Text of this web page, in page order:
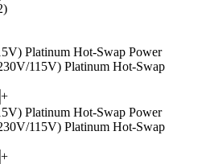
Platinum Hot-Swap Power
115V) Platinum Hot-Swap
+
Platinum Hot-Swap Power
115V) Platinum Hot-Swap
+